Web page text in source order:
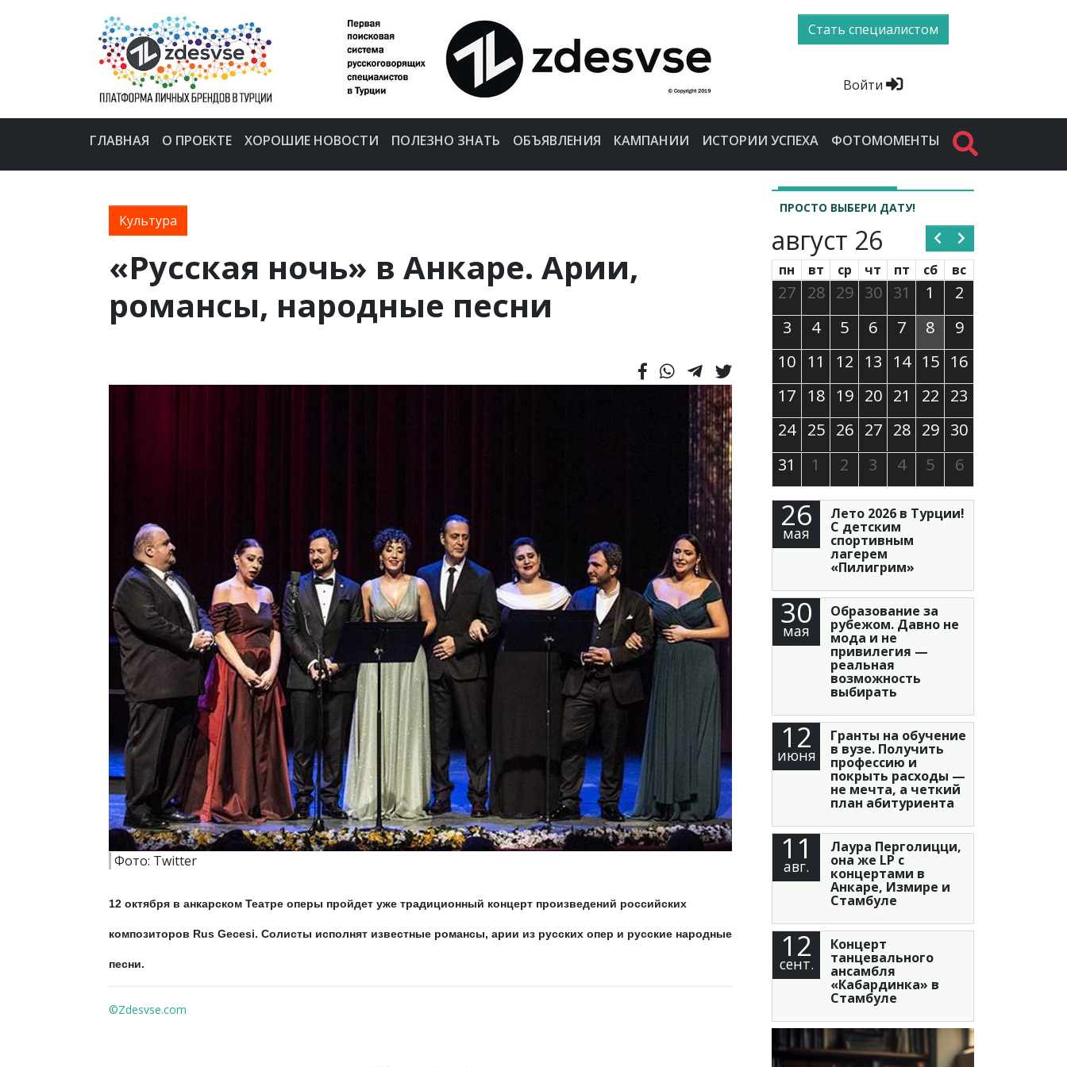
Стать специалистом
Войти
ГЛАВНАЯ О ПРОЕКТЕ ХОРОШИЕ НОВОСТИ ПОЛЕЗНО ЗНАТЬ ОБЪЯВЛЕНИЯ КАМПАНИИ ИСТОРИИ УСПЕХА ФОТОМОМЕНТЫ
Культура
«Русская ночь» в Анкаре. Арии,
романсы, народные песни
Фото: Twitter
12 октября в анкарском Театре оперы пройдет уже традиционный концерт произведений российских
композиторов Rus Gecesi. Солисты исполнят известные романсы, арии из русских опер и русские народные
песни.
©Zdesvse.com
ПРОСТО ВЫБЕРИ ДАТУ!
август 26
пн вт ср чт пт сб вс
27 28 29 30 31 1
2
3
4 5 6 7 8
9
10 11 12 13 14 15 16
17 18 19 20 21 22 23
24 25 26 27 28 29 30
31
1 2 3 4 5 6
26
мая
Лето 2026 в Турции!
С детским
спортивным
лагерем
«Пилигрим»
30
мая
Образование за
рубежом. Давно не
мода и не
привилегия —
реальная
возможность
выбирать
12
июня
Гранты на обучение
в вузе. Получить
профессию и
покрыть расходы —
не мечта, а четкий
план абитуриента
11
авг.
Лаура Перголицци,
она же LP с
концертами в
Анкаре, Измире и
Стамбуле
12
сент.
Концерт
танцевального
ансамбля
«Кабардинка» в
Стамбуле